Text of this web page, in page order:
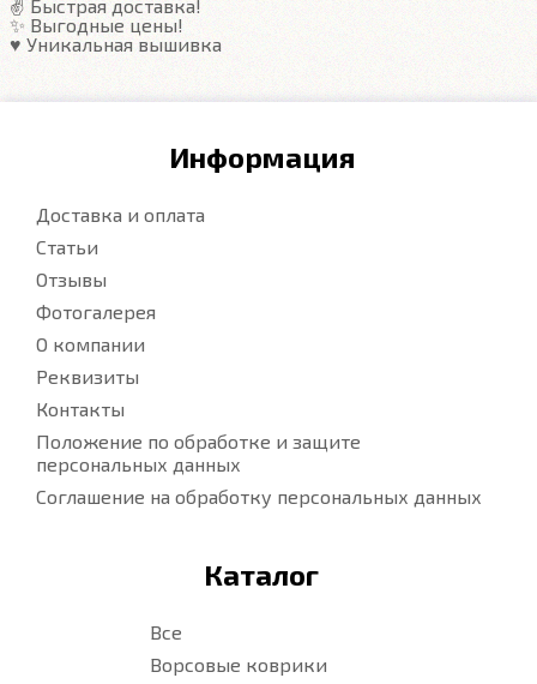
✌️ Быстрая доставка!
✨ Выгодные цены!
♥️ Уникальная вышивка
Информация
Доставка и оплата
Статьи
Отзывы
Фотогалерея
О компании
Реквизиты
Контакты
Положение по обработке и защите
персональных данных
Соглашение на обработку персональных данных
Каталог
Все
Ворсовые коврики